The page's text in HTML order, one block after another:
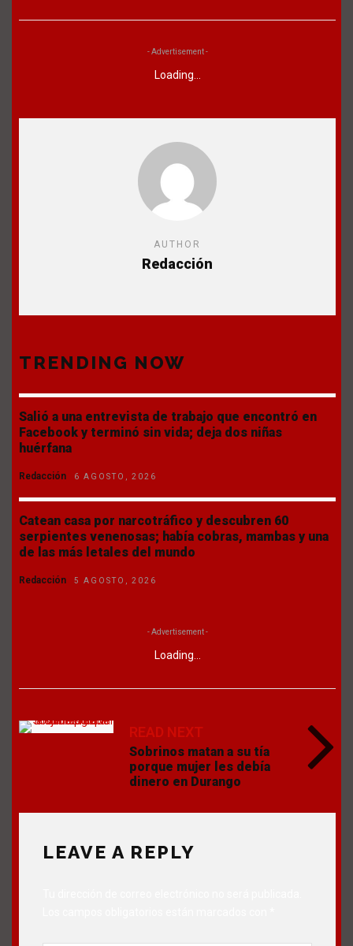
- Advertisement -
Loading...
AUTHOR
Redacción
TRENDING NOW
Salió a una entrevista de trabajo que encontró en
Facebook y terminó sin vida; deja dos niñas
huérfana
Redacción 6 AGOSTO, 2026
Catean casa por narcotráfico y descubren 60
serpientes venenosas; había cobras, mambas y una
de las más letales del mundo
Redacción 5 AGOSTO, 2026
- Advertisement -
Loading...
READ NEXT
Sobrinos matan a su tía
porque mujer les debía
dinero en Durango
LEAVE A REPLY